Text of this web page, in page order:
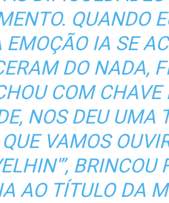
QUANDO
EMOÇÃO IA SE
DO NADA,
COM CHAVE
NOS DEU UMA
VAMOS
BRINCOU
AO TÍTULO DA